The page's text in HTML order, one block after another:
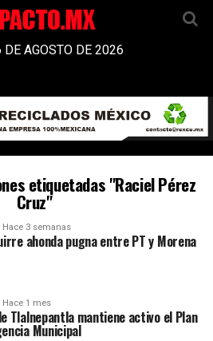
DE AGOSTO DE 2026
etiquetadas "Raciel Pérez
Cruz"
Hace 3 semanas
ahonda pugna entre PT y Morena
Hace 1 mes
Tlalnepantla mantiene activo el Plan
Municipal